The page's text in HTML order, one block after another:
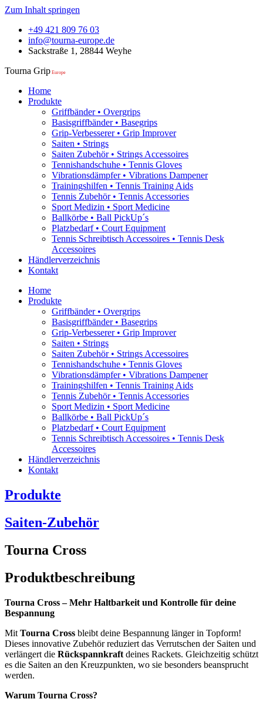
Zum Inhalt springen
+49 421 809 76 03
info@tourna-europe.de
Sackstraße 1, 28844 Weyhe
Tourna Grip Europe
Home
Produkte
Griffbänder • Overgrips
Basisgriffbänder • Basegrips
Grip-Verbesserer • Grip Improver
Saiten • Strings
Saiten Zubehör • Strings Accessoires
Tennishandschuhe • Tennis Gloves
Vibrationsdämpfer • Vibrations Dampener
Trainingshilfen • Tennis Training Aids
Tennis Zubehör • Tennis Accessories
Sport Medizin • Sport Medicine
Ballkörbe • Ball PickUp´s
Platzbedarf • Court Equipment
Tennis Schreibtisch Accessoires • Tennis Desk
Accessoires
Händlerverzeichnis
Kontakt
Home
Produkte
Griffbänder • Overgrips
Basisgriffbänder • Basegrips
Grip-Verbesserer • Grip Improver
Saiten • Strings
Saiten Zubehör • Strings Accessoires
Tennishandschuhe • Tennis Gloves
Vibrationsdämpfer • Vibrations Dampener
Trainingshilfen • Tennis Training Aids
Tennis Zubehör • Tennis Accessories
Sport Medizin • Sport Medicine
Ballkörbe • Ball PickUp´s
Platzbedarf • Court Equipment
Tennis Schreibtisch Accessoires • Tennis Desk
Accessoires
Händlerverzeichnis
Kontakt
Produkte
Saiten-Zubehör
Tourna Cross
Produktbeschreibung
Tourna Cross – Mehr Haltbarkeit und Kontrolle für deine
Bespannung
Mit Tourna Cross bleibt deine Bespannung länger in Topform!
Dieses innovative Zubehör reduziert das Verrutschen der Saiten und
verlängert die Rückspannkraft deines Rackets. Gleichzeitig schützt
es die Saiten an den Kreuzpunkten, wo sie besonders beansprucht
werden.
Warum Tourna Cross?